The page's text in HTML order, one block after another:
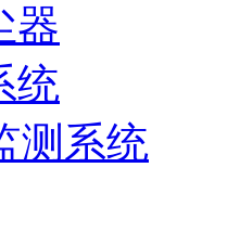
器
统
测系统